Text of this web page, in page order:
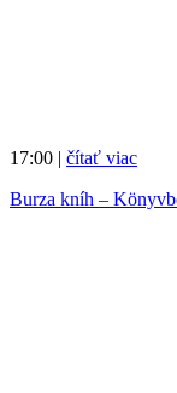
17:00 | čítať viac
Burza kníh –